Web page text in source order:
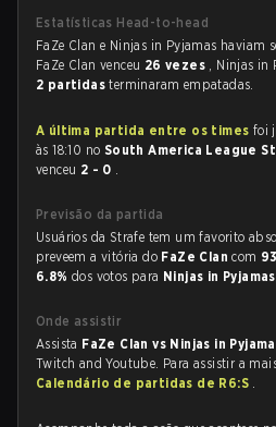
Estatísticas Head-to-head
FaZe Clan e Ninjas in Pyjamas haviam
FaZe Clan venceu 26 vezes , Ninjas in
2 partidasterminaram empatadas.
A última partida entre os times foi
às 18:10 no South America League
venceu 2 - 0 .
Previsão da partida
Usuários da Strafe tem um favorito
preveem a vitória do FaZe Clancom
6.8% dos votos para Ninjas in Pyjamas
Onde assistir
Assista FaZe Clan vs Ninjas in
Twitch and Youtube. Para assistir a
Calendário de partidas de R6:S .